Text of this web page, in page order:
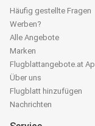
Häufig gestellte Fragen
Werben?
Alle Angebote
Marken
Flugblattangebote.at
Über uns
Flugblatt hinzufügen
Nachrichten